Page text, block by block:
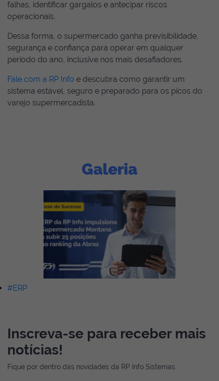
falhas, identificar gargalos e antecipar riscos
operacionais.
Dessa forma, o supermercado ganha previsibilidade,
segurança e confiança para operar em qualquer
período do ano, inclusive nos mais desafiadores.
Fale com a RP Info e descubra como garantir um
sistema estável, seguro e preparado para os picos do
varejo supermercadista.
Galeria
#ERP
Inscreva-se para receber mais
notícias!
Fique por dentro das novidades da RP Info Sistemas.